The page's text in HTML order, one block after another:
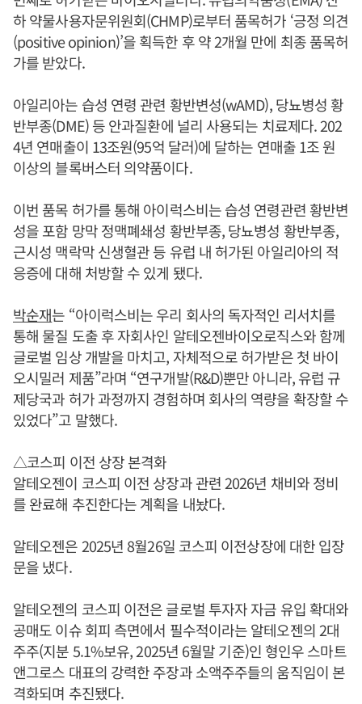
하 약물사용자문위원회(CHMP)로부터 품목허가 ‘긍정 의견
(positive opinion)’을 획득한 후 약 2개월 만에 최종 품목허
가를 받았다.
아일리아는 습성 연령 관련 황반변성(wAMD), 당뇨병성 황
반부종(DME) 등 안과질환에 널리 사용되는 치료제다. 202
4년 연매출이 13조원(95억 달러)에 달하는 연매출 1조 원
이상의 블록버스터 의약품이다.
이번 품목 허가를 통해 아이럭스비는 습성 연령관련 황반변
성을 포함 망막 정맥폐쇄성 황반부종, 당뇨병성 황반부종,
근시성 맥락막 신생혈관 등 유럽 내 허가된 아일리아의 적
응증에 대해 처방할 수 있게 됐다.
박순재는 “아이럭스비는 우리 회사의 독자적인 리서치를
통해 물질 도출 후 자회사인 알테오젠바이오로직스와 함께
글로벌 임상 개발을 마치고, 자체적으로 허가받은 첫 바이
오시밀러 제품”라며 “연구개발(R&D)뿐만 아니라, 유럽 규
제당국과 허가 과정까지 경험하며 회사의 역량을 확장할 수
있었다”고 말했다.
△코스피 이전 상장 본격화
알테오젠이 코스피 이전 상장과 관련 2026년 채비와 정비
를 완료해 추진한다는 계획을 내놨다.
알테오젠은 2025년 8월26일 코스피 이전상장에 대한 입장
문을 냈다.
알테오젠의 코스피 이전은 글로벌 투자자 자금 유입 확대와
공매도 이슈 회피 측면에서 필수적이라는 알테오젠의 2대
주주(지분 5.1%보유, 2025년 6월말 기준)인 형인우 스마트
앤그로스 대표의 강력한 주장과 소액주주들의 움직임이 본
격화되며 추진됐다.